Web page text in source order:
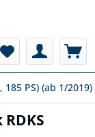
185 PS) (ab 1/2019)